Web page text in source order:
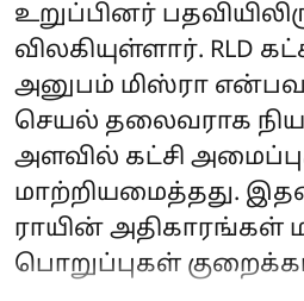
உறுப்பினர்
விலகியுள்ளார். RLD
அனுபம் மிஸ்ரா
செயல் தலைவராக
அளவில் கட்சி
மாற்றியமைத்தது.
ராயின் அதிகாரங்கள்
பொறுப்புகள்